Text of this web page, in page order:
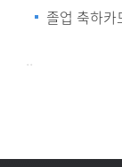
졸업 축하카
..